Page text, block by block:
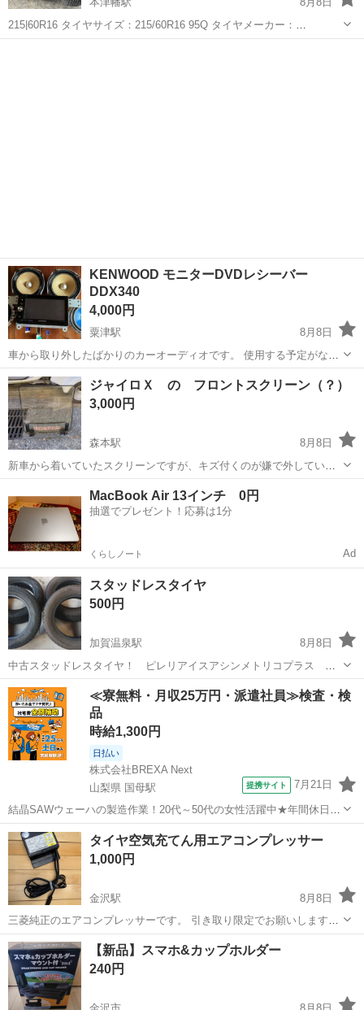
215|60R16 タイヤサイズ：215/60R16 95Q タイヤメーカー：
GOODYEAR/グッドイヤー タイヤパターン：ICENAVI 6 年式：2019年
KENWOOD モニターDVDレシーバー
DDX340
4,000円
粟津駅
8月8日
車から取り外したばかりのカーオーディオです。 使用する予定がなく
なったため、出品いたします。 取り外す前まで問題なく動作していま
した。スピーカーも良好な状態で、正常に音が出ています。 ただし、
私は専門家ではありませんの...
石川 小松市 粟津駅
ジャイロＸ の フロントスクリーン（？）
3,000円
森本駅
8月8日
新車から着いていたスクリーンですが、キズ付くのが嫌で外していま
した。包装もせずに納屋で保管していた為錆やクスミ、黄ばみがあり
ますが許容の範囲かと思います 個々人の価値観やこだわりが、あると
思いますので、気になさる方はスルーし...
外装、車外用品 ジャイロ
MacBook Air 13インチ 0円
抽選でプレゼント！応募は1分
くらしノート Ad
スタッドレスタイヤ
500円
加賀温泉駅
8月8日
中古スタッドレスタイヤ！ ピレリアイスアシンメトリコプラス
175/65R15 2021年式 溝約5mm 約4mm 多少ひび割れ有り。 ノー
クレームノーリターンでお願いします。
石川 加賀市 加賀温泉駅 車のパーツ
≪寮無料・月収25万円・派遣社員≫検査・検
品
時給1,300円
日払い
株式会社BREXA Next
山梨県 国母駅
提携サイト 7月21日
結晶SAWウェーハの製造作業！20代～50代の女性活躍中★年間休日
120日＆土日祝休み！クリーンルーム内でのお仕事！日払い制度利用可
◎正社員登用制度あり！マイカー通勤可！《山梨県中巨摩郡昭和町》
人気の工場のお仕事 ◇結晶...
山梨 国母駅 その他
タイヤ空気充てん用エアコンプレッサー
1,000円
金沢駅
8月8日
三菱純正のエアコンプレッサーです。 引き取り限定でお願いします。
金沢市のコンビニ等で渡せたらと思ってます。 電源のコードがボロボ
ロだったので一度交換していてコードが収まりません。 動作確認はし
ていますがタイヤに直接空気...
石川 金沢市 金沢駅
【新品】スマホ&カップホルダー
240円